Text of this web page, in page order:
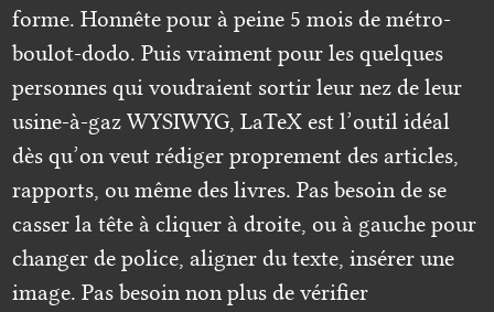
forme. Honnête pour à peine 5 mois de métro-
boulot-dodo. Puis vraiment pour les quelques
personnes qui voudraient sortir leur nez de leur
usine-à-gaz WYSIWYG, LaTeX est l’outil idéal
dès qu’on veut rédiger proprement des articles,
rapports, ou même des livres. Pas besoin de se
casser la tête à cliquer à droite, ou à gauche pour
changer de police, aligner du texte, insérer une
image. Pas besoin non plus de vérifier